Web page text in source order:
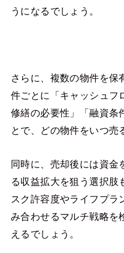
うになるでしょう。
さらに、複数の物件を保
件ごとに「キャッシュフ
修繕の必要性」「融資条
とで、どの物件をいつ売
同時に、売却後には資金
る収益拡大を狙う選択肢
スク許容度やライフプラ
み合わせるマルチ戦略を
えるでしょう。